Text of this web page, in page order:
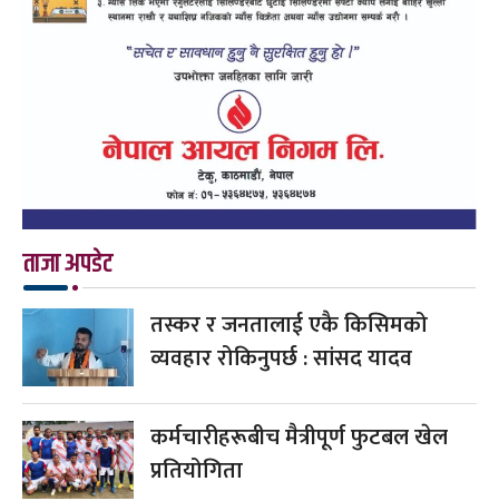
ताजा अपडेट
तस्कर र जनतालाई एकै किसिमको
व्यवहार रोकिनुपर्छ : सांसद यादव
कर्मचारीहरूबीच मैत्रीपूर्ण फुटबल खेल
प्रतियोगिता